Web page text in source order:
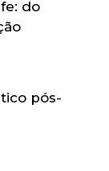
do
pós-